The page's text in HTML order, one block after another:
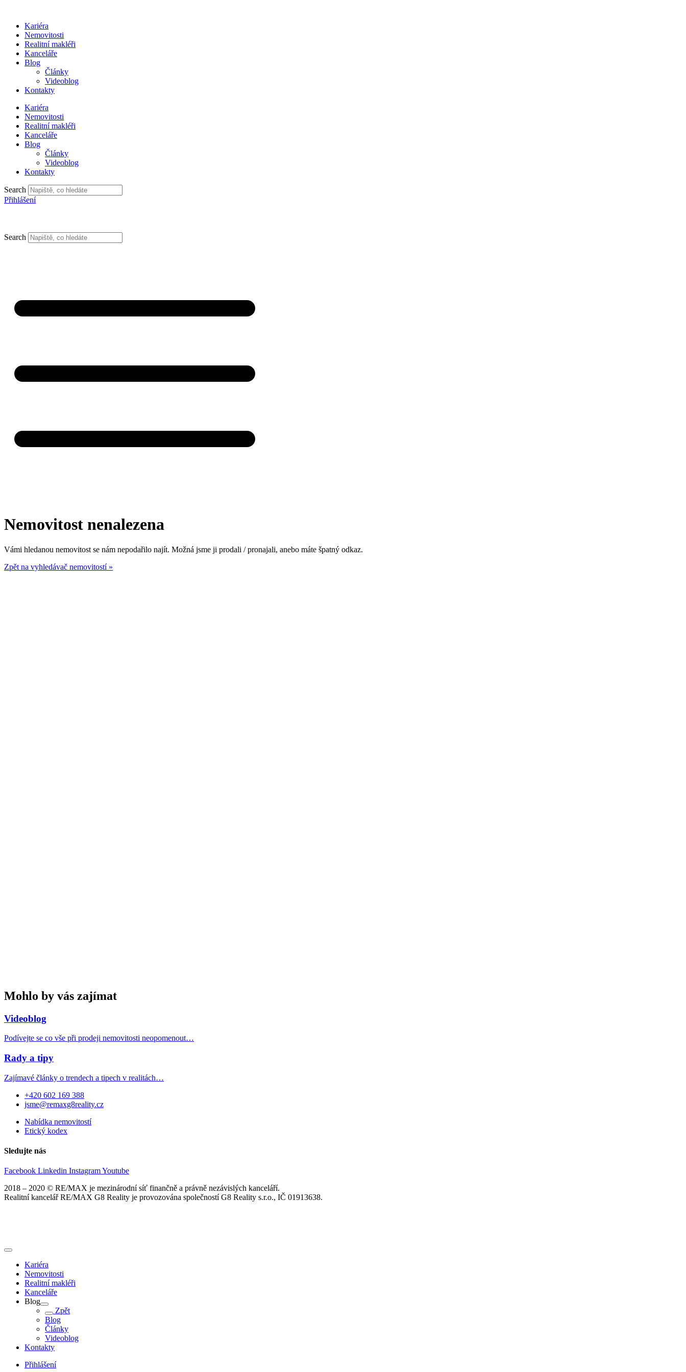
obsahuKariéra
Nemovitosti
Realitní makléři
Kanceláře
Blog
Články
Videoblog
Kontakty
Kariéra
Nemovitosti
Realitní makléři
Kanceláře
Blog
Články
Videoblog
Kontakty
Search
Přihlášení
Search
Nemovitost nenalezena
Vámi hledanou nemovitost se nám nepodařilo najít. Možná jsme ji prodali / pronajali, anebo máte špatný odkaz.
Zpět na vyhledávač nemovitostí »
Mohlo by vás zajímat
Videoblog
Podívejte se co vše při prodeji nemovitosti neopomenout…
Rady a tipy
Zajímavé články o trendech a tipech v realitách…
+420 602 169 388
jsme@remaxg8reality.cz
Nabídka nemovitostí
Etický kodex
Sledujte nás
Facebook Linkedin InstagramYoutube
2018 – 2020 © RE/MAX je mezinárodní síť finančně a právně nezávislých kanceláří.
Realitní kancelář RE/MAX G8 Reality je provozována společností G8 Reality s.r.o., IČ 01913638.
Kariéra
Nemovitosti
Realitní makléři
Kanceláře
Blog
Zpět
Blog
Články
Videoblog
Kontakty
Přihlášení